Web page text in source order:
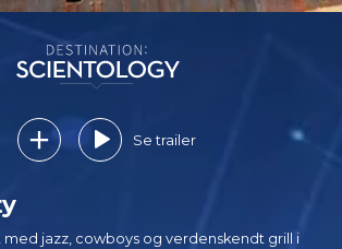
Se trailer
med jazz, cowboys og verdenskendt grill i